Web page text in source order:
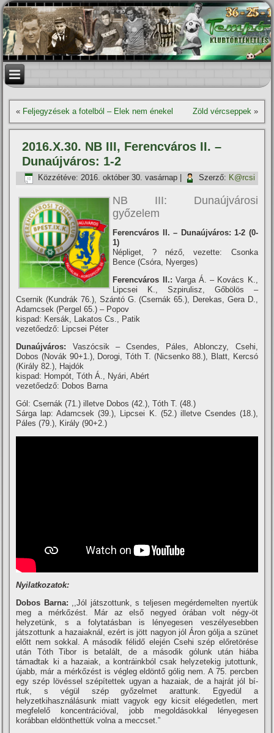
« Feljegyzések a fotelból – Elek nem énekel Zöld vércseppek»
2016.X.30. NB III, Ferencváros II. –
Dunaújváros: 1-2
Közzétéve: 2016. október 30. vasárnap Szerző: K@rcsi
NB III: Dunaújvárosi
győzelem
Ferencváros II. – Dunaújváros: 1-2 (0-
1)
Népliget, ? néző, vezette: Csonka
Bence (Csóra, Nyerges)
Ferencváros II.: Varga Á. – Kovács K.,
Lipcsei K., Szpirulisz, Gőbölös –
Csernik (Kundrák 76.), Szántó G. (Csernák 65.), Derekas, Gera D.,
Adamcsek (Pergel 65.) – Popov
kispad: Kersák, Lakatos Cs., Patik
vezetőedző: Lipcsei Péter
Dunaújváros: Vaszócsik – Csendes, Páles, Ablonczy, Csehi,
Dobos (Novák 90+1.), Dorogi, Tóth T. (Nicsenko 88.), Blatt, Kercsó
(Király 82.), Hajdók
kispad: Hompót, Tóth Á., Nyári, Abért
vezetőedző: Dobos Barna
Gól: Csernák (71.) illetve Dobos (42.), Tóth T. (48.)
Sárga lap: Adamcsek (39.), Lipcsei K. (52.) illetve Csendes (18.),
Páles (79.), Király (90+2.)
Nyilatkozatok:
Dobos Barna: ,,Jól játszottunk, s teljesen megérdemelten nyertük
meg a mérkőzést. Már az első negyed órában volt négy-öt
helyzetünk, s a folytatásban is lényegesen veszélyesebben
játszottunk a hazaiaknál, ezért is jött nagyon jól Áron gólja a szünet
előtt nem sokkal. A második félidő elején Csehi szép előretörése
után Tóth Tibor is betalált, de a második gólunk után hiába
támadtak ki a hazaiak, a kontráinkból csak helyzetekig jutottunk,
újabb, már a mérkőzést is végleg eldöntő gólig nem. A 75. percben
egy szép lövéssel szépí­tettek ugyan a hazaiak, de a hajrát jól bí­
rtuk, s végül szép győzelmet arattunk. Egyedül a
helyzetkihasználásunk miatt vagyok egy kicsit elégedetlen, mert
megfelelő koncentrációval, jobb megoldásokkal lényegesen
korábban eldönthettük volna a meccset.”